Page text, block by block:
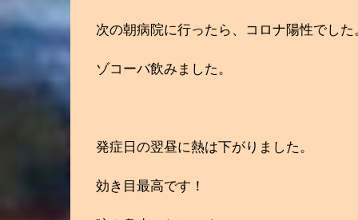
次の朝病院に行ったら、コロナ陽性でした
ゾコーバ飲みました。
発症日の翌昼に熱は下がりました。
効き目最高です！